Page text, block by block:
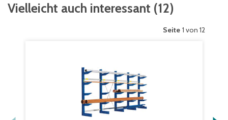
Vielleicht auch interessant (12)
Seite 1 von 12